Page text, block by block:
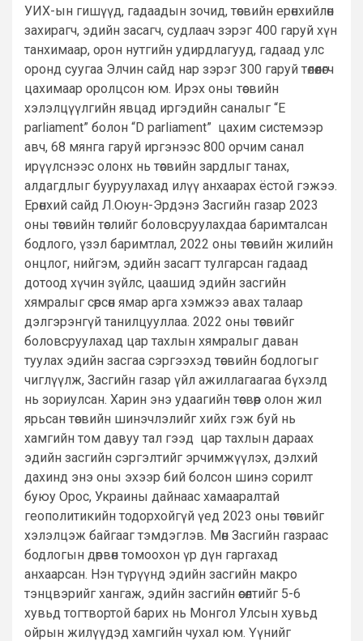
УИХ-ын гишүүд, гадаадын зочид, төсвийн ерөнхийлөн
захирагч, эдийн засагч, судлаач зэрэг 400 гаруй хүн
танхимаар, орон нутгийн удирдлагууд, гадаад улс
оронд суугаа Элчин сайд нар зэрэг 300 гаруй төлөөлөгч
цахимаар оролцсон юм. Ирэх оны төсвийн
хэлэлцүүлгийн явцад иргэдийн саналыг “Е
parliament” болон “D parliament” цахим системээр
авч, 68 мянга гаруй иргэнээс 800 орчим санал
ирүүлснээс олонх нь төсвийн зардлыг танах,
алдагдлыг бууруулахад илүү анхаарах ёстой гэжээ.
Ерөнхий сайд Л.Оюун-Эрдэнэ Засгийн газар 2023
оны төсвийн төслийг боловсруулахдаа баримталсан
бодлого, үзэл баримтлал, 2022 оны төсвийн жилийн
онцлог, нийгэм, эдийн засагт тулгарсан гадаад
дотоод хүчин зүйлс, цаашид эдийн засгийн
хямралыг сөрсөн ямар арга хэмжээ авах талаар
дэлгэрэнгүй танилцууллаа. 2022 оны төсвийг
боловсруулахад цар тахлын хямралыг даван
туулах эдийн засгаа сэргээхэд төсвийн бодлогыг
чиглүүлж, Засгийн газар үйл ажиллагаагаа бүхэлд
нь зориулсан. Харин энэ удаагийн төсвөөр олон жил
ярьсан төсвийн шинэчлэлийг хийх гэж буй нь
хамгийн том давуу тал гээд цар тахлын дараах
эдийн засгийн сэргэлтийг эрчимжүүлэх, дэлхий
дахинд энэ оны эхээр бий болсон шинэ сорилт
буюу Орос, Украины дайнаас хамааралтай
геополитикийн тодорхойгүй үед 2023 оны төсвийг
хэлэлцэж байгааг тэмдэглэв. Мөн Засгийн газраас
бодлогын дөрвөн томоохон үр дүн гаргахад
анхаарсан. Нэн түрүүнд эдийн засгийн макро
тэнцвэрийг хангаж, эдийн засгийн өсөлтийг 5-6
хувьд тогтвортой барих нь Монгол Улсын хувьд
ойрын жилүүдэд хамгийн чухал юм. Үүнийг